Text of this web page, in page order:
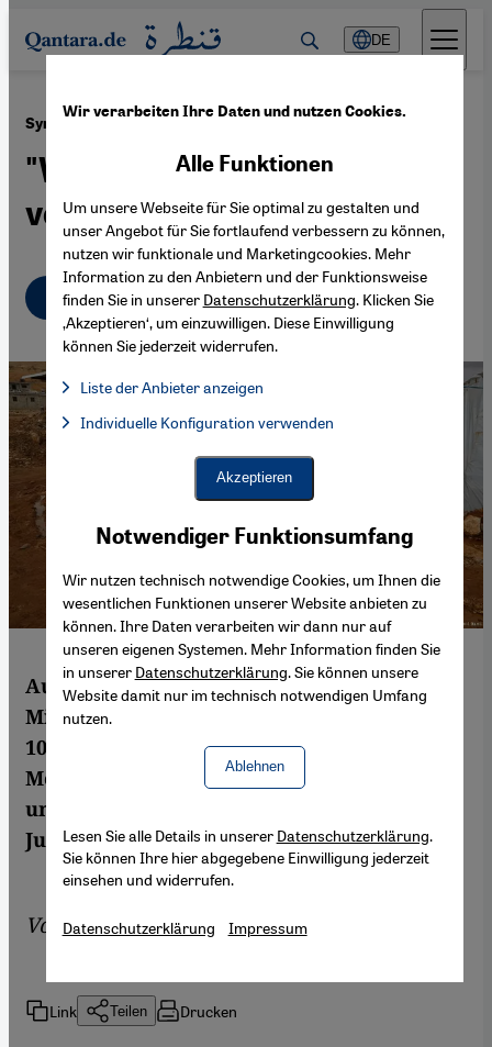
Direkt zum Inhalt springen
DE
Syrische Flüchtlinge im Libanon ·29.12.2014
"Wir werden hier noch
verrecken!"
Deutsch English
Aus Terrorangst riegelt das libanesische
Militär die Stadt Arsal hermetisch ab. Über
100.000 syrische Flüchtlinge sitzen seit
Monaten fest. Sie fürchten den Winter und
um ihre Sicherheit. Aus Arsal berichtet
Juliane Metzker
VonJuliane Metzker
Link Teilen Drucken
Wir verarbeiten Ihre Daten und nutzen Cookies.
Notwendiger Funktionsumfang
Wir nutzen technisch notwendige Cookies, um Ihnen die
wesentlichen Funktionen unserer Website anbieten zu
können. Ihre Daten verarbeiten wir dann nur auf
unseren eigenen Systemen. Mehr Information finden Sie
in unserer Datenschutzerklärung. Sie können unsere
Website damit nur im technisch notwendigen Umfang
nutzen.
Ablehnen
Alle Funktionen
Um unsere Webseite für Sie optimal zu gestalten und
unser Angebot für Sie fortlaufend verbessern zu können,
nutzen wir funktionale und Marketingcookies. Mehr
Information zu den Anbietern und der Funktionsweise
finden Sie in unserer Datenschutzerklärung. Klicken Sie
‚Akzeptieren‘, um einzuwilligen. Diese Einwilligung
können Sie jederzeit widerrufen.
Liste der Anbieter anzeigen
Facebook Embed / Facebook Connect, Google Maps Embed,
Facebook Embed / Facebook Connect
Google Maps Embed
Individuelle Konfiguration verwenden
Akzeptieren
Lesen Sie alle Details in unserer Datenschutzerklärung.
Sie können Ihre hier abgegebene Einwilligung jederzeit
einsehen und widerrufen.
Datenschutzerklärung Impressum